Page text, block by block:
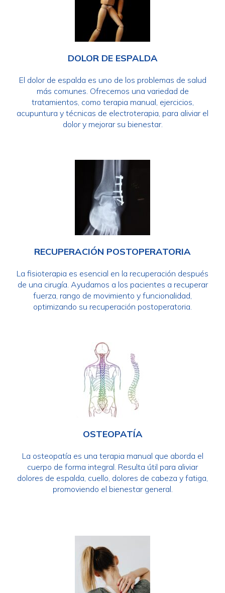
DOLOR DE ESPALDA
El dolor de espalda es uno de los problemas de salud
más comunes. Ofrecemos una variedad de
tratamientos, como terapia manual, ejercicios,
acupuntura y técnicas de electroterapia, para aliviar el
dolor y mejorar su bienestar.
RECUPERACIÓN POSTOPERATORIA
La fisioterapia es esencial en la recuperación después
de una cirugía. Ayudamos a los pacientes a recuperar
fuerza, rango de movimiento y funcionalidad,
optimizando su recuperación postoperatoria.
OSTEOPATÍA
La osteopatía es una terapia manual que aborda el
cuerpo de forma integral. Resulta útil para aliviar
dolores de espalda, cuello, dolores de cabeza y fatiga,
promoviendo el bienestar general.